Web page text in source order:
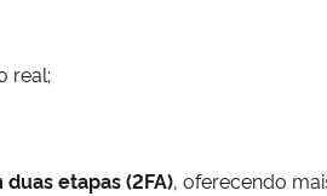
real;
etapas (2FA), oferecendo